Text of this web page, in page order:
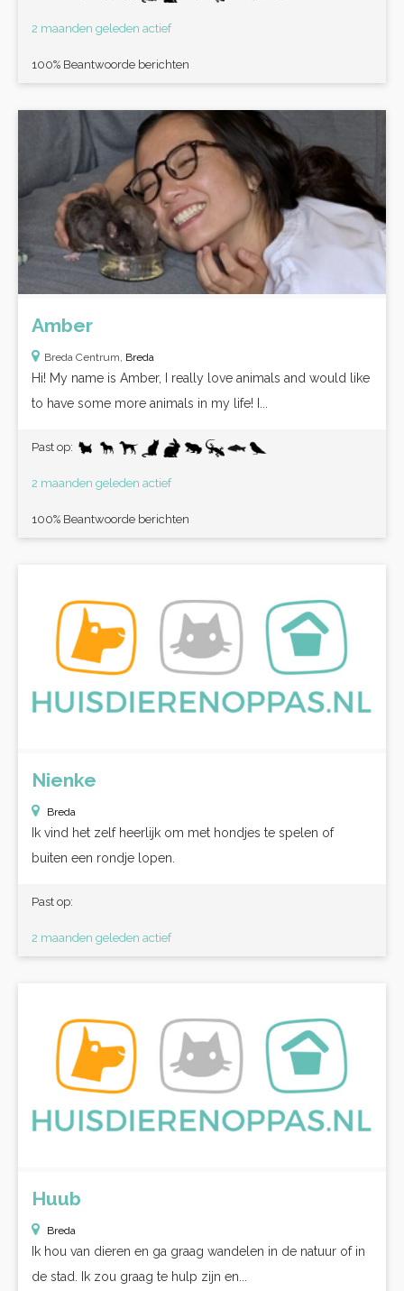
2 maanden geleden actief
100% Beantwoorde berichten
Amber
Breda Centrum, Breda
Hi! My name is Amber, I really love animals and would like
to have some more animals in my life! I...
Past op:
2 maanden geleden actief
100% Beantwoorde berichten
Nienke
Breda
Ik vind het zelf heerlijk om met hondjes te spelen of
buiten een rondje lopen.
Past op:
2 maanden geleden actief
Huub
Breda
Ik hou van dieren en ga graag wandelen in de natuur of in
de stad. Ik zou graag te hulp zijn en...